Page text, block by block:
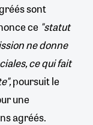
sont
ce "statut
ne donne
ce qui fait
poursuit le
une
agréés.